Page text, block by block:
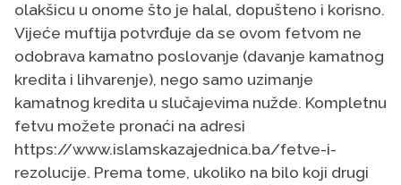
olakšicu u onome što je halal, dopušteno i korisno.
Vijeće muftija potvrđuje da se ovom fetvom ne
odobrava kamatno poslovanje (davanje kamatnog
kredita i lihvarenje), nego samo uzimanje
kamatnog kredita u slučajevima nužde. Kompletnu
fetvu možete pronaći na adresi
https://www.islamskazajednica.ba/fetve-i-
rezolucije. Prema tome, ukoliko na bilo koji drugi